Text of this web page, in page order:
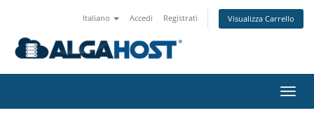
Italiano Accedi Registrati Visualizza Carrello
Attiva